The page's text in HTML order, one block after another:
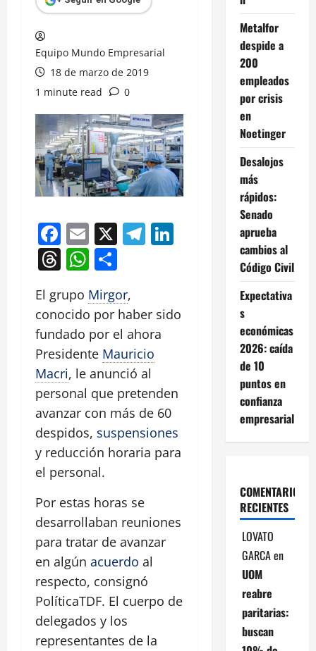
Equipo Mundo Empresarial
18 de marzo de 2019
1 minute read
0
Facebook
Email
X Telegram
LinkedIn
Threads
WhatsApp
El grupo Mirgor,
conocido por haber sido
fundado por el ahora
Presidente Mauricio
Macri, le anunció al
personal que pretenden
avanzar con más de 60
despidos, suspensiones
y reducción horaria para
el personal.
Por estas horas se
desarrollaban reuniones
para tratar de avanzar
en algún acuerdo al
respecto, consignó
PolíticaTDF. El cuerpo de
delegados y los
representantes de la
Metalfor
despide a
200
empleados
por crisis
en
Noetinger
Desalojos
más
rápidos:
Senado
aprueba
cambios al
Código Civil
Expectativa
s
económicas
2026: caída
de 10
puntos en
confianza
empresarial
COMENTARIOS
RECIENTES
LOVATO
GARCAen
UOM
reabre
paritarias:
buscan